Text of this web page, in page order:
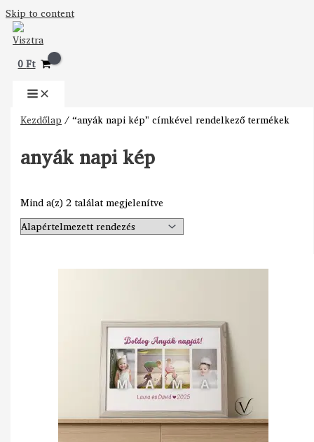
Skip to content
0Ft
Kezdőlap / “anyák napi kép” címkével rendelkező termékek
anyák napi kép
Mind a(z) 2 találat megjelenítve